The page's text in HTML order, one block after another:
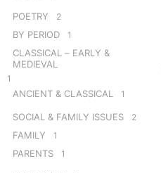
POETRY 2
BY PERIOD 1
CLASSICAL – EARLY &
MEDIEVAL
1
ANCIENT & CLASSICAL 1
SOCIAL & FAMILY ISSUES 2
FAMILY 1
PARENTS 1